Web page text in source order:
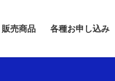
販売商品 各種お申し込み